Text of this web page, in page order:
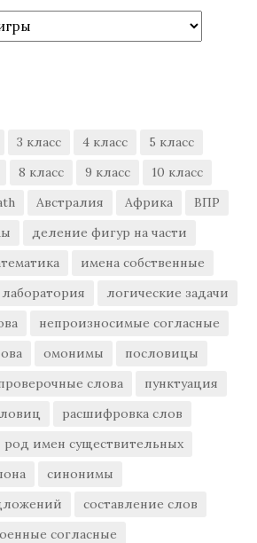
3 класс 4 класс
5 класс
8 класс 9 класс
10 класс
Австралия Африка
ВПР
деление фигур на части
имена собственные
лаборатория
логические задачи
непроизносимые согласные
омонимы
пословицы
слова
пунктуация
расшифровка слов
род имен существительных
синонимы
составление слов
согласные